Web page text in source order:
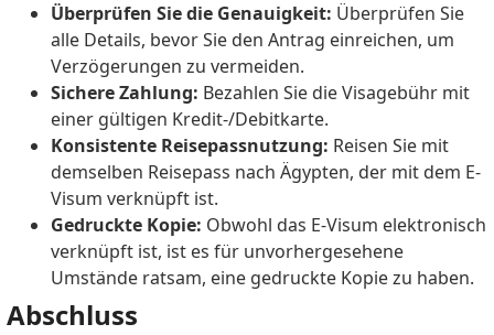
Überprüfen Sie die Genauigkeit: Überprüfen Sie
alle Details, bevor Sie den Antrag einreichen, um
Verzögerungen zu vermeiden.
Sichere Zahlung: Bezahlen Sie die Visagebühr mit
einer gültigen Kredit-/Debitkarte.
Konsistente Reisepassnutzung: Reisen Sie mit
demselben Reisepass nach Ägypten, der mit dem E-
Visum verknüpft ist.
Gedruckte Kopie: Obwohl das E-Visum elektronisch
verknüpft ist, ist es für unvorhergesehene
Umstände ratsam, eine gedruckte Kopie zu haben.
Abschluss